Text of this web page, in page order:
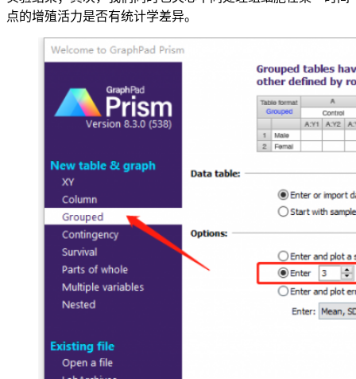
点的增殖活力是否有统计学差异。